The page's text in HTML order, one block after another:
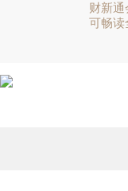
财新通
可畅读